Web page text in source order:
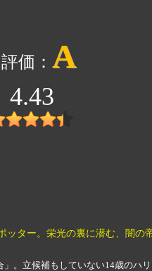
A
4.43
ター。栄光の裏に潜む、闇の
。立候補もしていない14歳のハ